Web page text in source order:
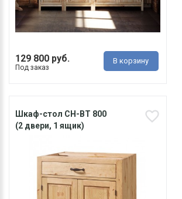
129 800 руб.
Под заказ
В корзину
Шкаф-стол CH-BT 800
(2 двери, 1 ящик)